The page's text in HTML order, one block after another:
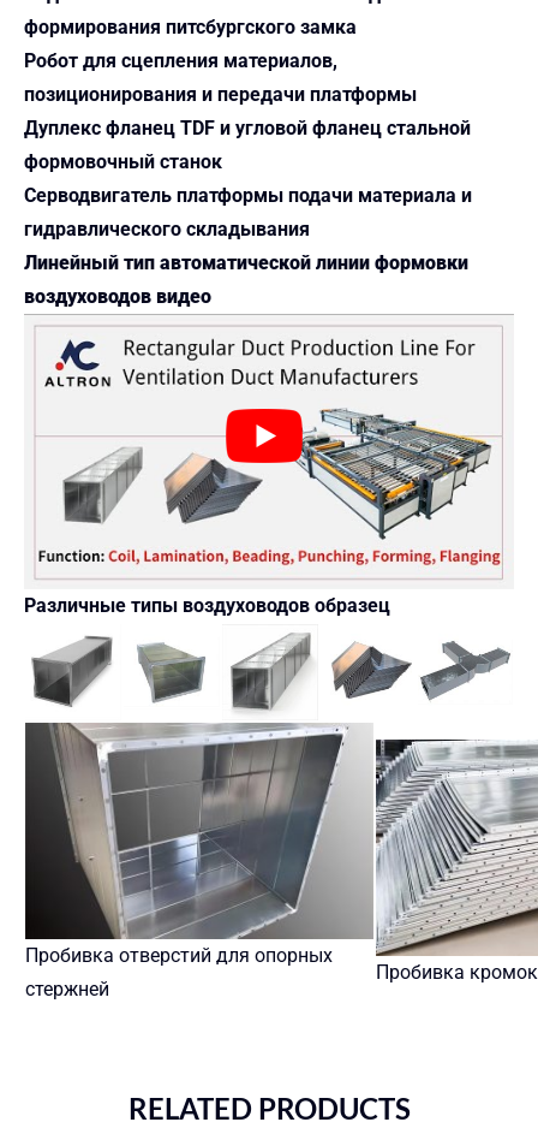
формирования питсбургского замка
Робот для сцепления материалов,
позиционирования и передачи платформы
Дуплекс фланец TDF и угловой фланец стальной
формовочный станок
Серводвигатель платформы подачи материала и
гидравлического складывания
Линейный тип автоматической линии формовки
воздуховодов видео
Различные типы воздуховодов образец
Пробивка отверстий для опорных
стержней
Пробивка
RELATED PRODUCTS